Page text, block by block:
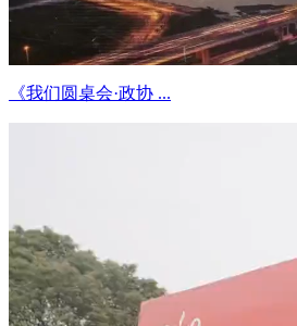
《我们圆桌会·政协 ...